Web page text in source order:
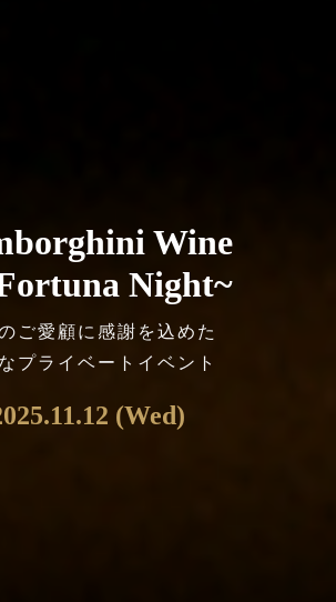
Wine
Night~
ご愛顧に感謝を込めた
プライベートイベント
(Wed)